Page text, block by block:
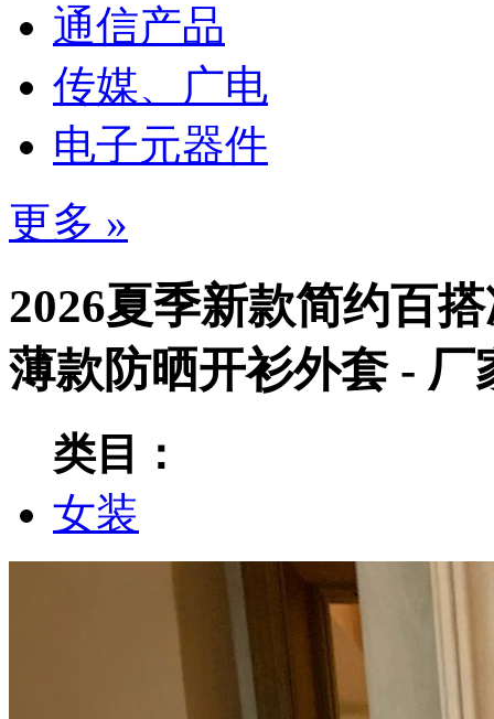
通信产品
传媒、广电
电子元器件
更多 »
2026夏季新款简约百
薄款防晒开衫外套 - 厂
类目：
女装